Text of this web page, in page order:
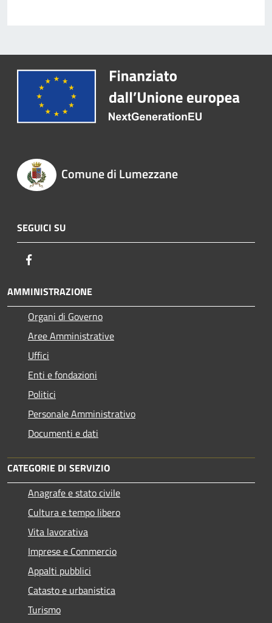
Comune di Lumezzane
SEGUICI SU
AMMINISTRAZIONE
Organi di Governo
Aree Amministrative
Uffici
Enti e fondazioni
Politici
Personale Amministrativo
Documenti e dati
CATEGORIE DI SERVIZIO
Anagrafe e stato civile
Cultura e tempo libero
Vita lavorativa
Imprese e Commercio
Appalti pubblici
Catasto e urbanistica
Turismo